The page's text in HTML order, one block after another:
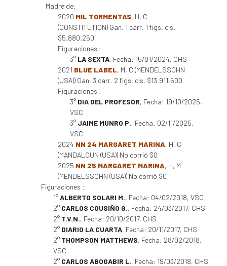
Madre de:
2020 MIL TORMENTAS, H, C
(CONSTITUTION) Gan. 1 carr. 1 figs. cls.
$5.880.250
Figuraciones :
3° LA SEXTA, Fecha: 15/01/2024, CHS
2021 BLUE LABEL, M, C (MENDELSSOHN
(USA)) Gan. 3 carr. 2 figs. cls. $13.911.500
Figuraciones :
3° DIA DEL PROFESOR, Fecha: 19/10/2025,
VSC
3° JAIME MUNRO P., Fecha: 02/11/2025,
VSC
2024 NN 24 MARGARET MARINA, H, C
(MANDALOUN (USA)) No corrió $0
2025 NN 25 MARGARET MARINA, H, M
(MENDELSSOHN (USA)) No corrió $0
Figuraciones :
1°ALBERTO SOLARI M., Fecha: 04/02/2018, VSC
2° CARLOS COUSIÑO G., Fecha: 24/03/2017, CHS
2° T.V.N., Fecha: 20/10/2017, CHS
2° DIARIO LA CUARTA, Fecha: 20/11/2017, CHS
2° THOMPSON MATTHEWS, Fecha: 28/02/2018,
VSC
2° CARLOS ABOGABIR L., Fecha: 19/03/2018, CHS